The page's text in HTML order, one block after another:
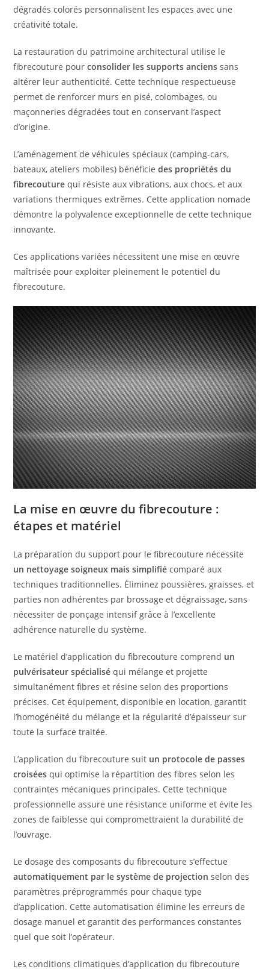
dégradés colorés personnalisent les espaces avec une
créativité totale.
La restauration du patrimoine architectural utilise le
fibrecouture pourconsolider les supports anciens sans
altérer leur authenticité. Cette technique respectueuse
permet de renforcer murs en pisé, colombages, ou
maçonneries dégradées tout en conservant l’aspect
d’origine.
L’aménagement de véhicules spéciaux (camping-cars,
bateaux, ateliers mobiles) bénéficiedes propriétés du
fibrecouture qui résiste aux vibrations, aux chocs, et aux
variations thermiques extrêmes. Cette application nomade
démontre la polyvalence exceptionnelle de cette technique
innovante.
Ces applications variées nécessitent une mise en œuvre
maîtrisée pour exploiter pleinement le potentiel du
fibrecouture.
La mise en œuvre du fibrecouture :
étapes et matériel
La préparation du support pour le fibrecouture nécessite
un nettoyage soigneux mais simplifié comparé aux
techniques traditionnelles. Éliminez poussières, graisses, et
parties non adhérentes par brossage et dégraissage, sans
nécessiter de ponçage intensif grâce à l’excellente
adhérence naturelle du système.
Le matériel d’application du fibrecouture comprend un
pulvérisateur spécialisé qui mélange et projette
simultanément fibres et résine selon des proportions
précises. Cet équipement, disponible en location, garantit
l’homogénéité du mélange et la régularité d’épaisseur sur
toute la surface traitée.
L’application du fibrecouture suit un protocole de passes
croisées qui optimise la répartition des fibres selon les
contraintes mécaniques principales. Cette technique
professionnelle assure une résistance uniforme et évite les
zones de faiblesse qui compromettraient la durabilité de
l’ouvrage.
Le dosage des composants du fibrecouture s’effectue
automatiquement par le système de projection selon des
paramètres préprogrammés pour chaque type
d’application. Cette automatisation élimine les erreurs de
dosage manuel et garantit des performances constantes
quel que soit l’opérateur.
Les conditions climatiques d’application du fibrecouture